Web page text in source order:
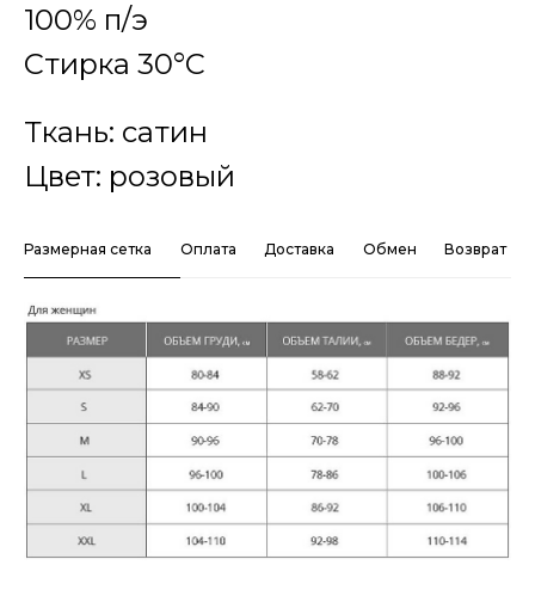
100% п/э
Стирка 30°C
Ткань: сатин
Цвет: розовый
Размерная сетка Оплата Доставка Обмен Возврат